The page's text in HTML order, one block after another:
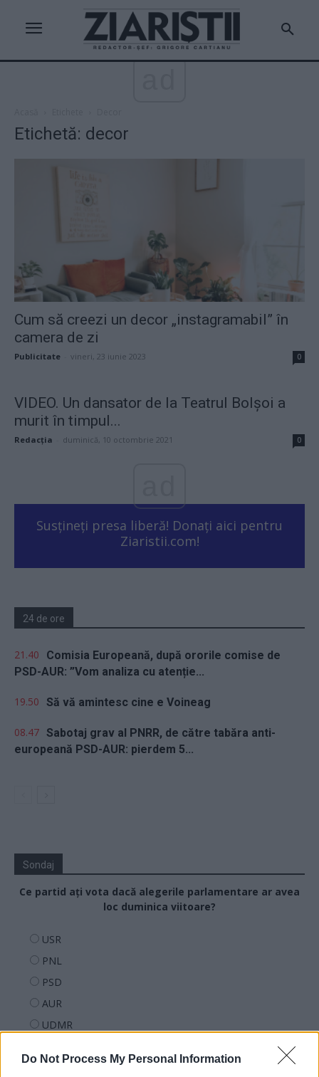
Do Not Process My Personal Information
Etichetă: decor
Cum să creezi un decor „instagramabil” în
camera de zi
Publicitate vineri, 23 iunie 2023 0
VIDEO. Un dansator de la Teatrul Bolșoi a
murit în timpul...
Redacţia duminică, 10 octombrie 2021 0
Susțineți presa liberă! Donați aici pentru
Ziaristii.com!
24 de ore
21.40
Comisia Europeană, după ororile comise de
PSD-AUR: ”Vom analiza cu atenție...
19.50 Să vă amintesc cine e Voineag
08.47 Sabotaj grav al PNRR, de către tabăra anti-
europeană PSD-AUR: pierdem 5...
Sondaj
Ce partid ați vota dacă alegerile parlamentare ar avea
loc duminica viitoare?
USR
PNL
PSD
AUR
UDMR
Forța Dreptei (L. Orban)